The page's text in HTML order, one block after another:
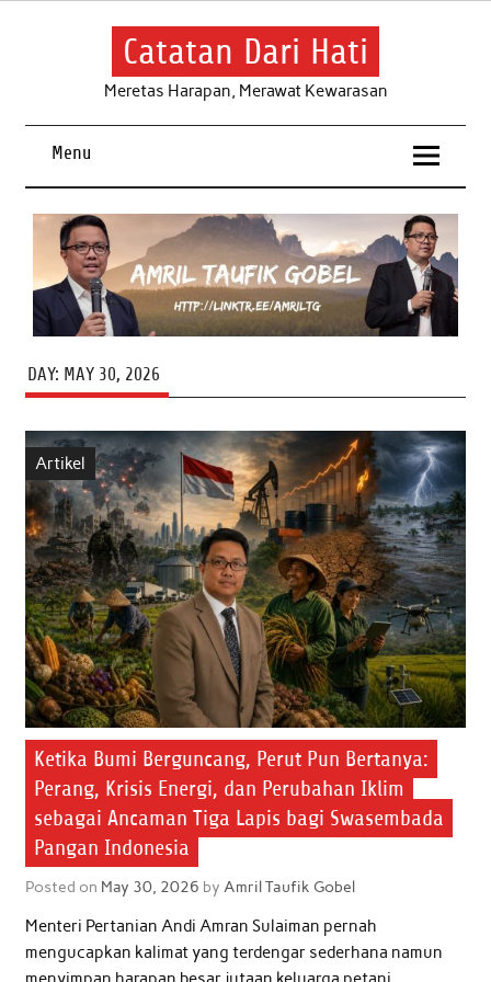
Skip
Catatan Dari Hati
Meretas Harapan, Merawat Kewarasan
Menu
DAY: MAY 30, 2026
Artikel
Ketika Bumi Berguncang, Perut Pun Bertanya:
Perang, Krisis Energi, dan Perubahan Iklim
sebagai Ancaman Tiga Lapis bagi Swasembada
Pangan Indonesia
Posted on May 30, 2026 by Amril Taufik Gobel
Menteri Pertanian Andi Amran Sulaiman pernah
mengucapkan kalimat yang terdengar sederhana namun